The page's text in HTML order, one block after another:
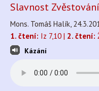
Slavnost
Mons. Tomáš Halík,
1. čtení: Iz 7,10 | 2. čtení:
Kázání